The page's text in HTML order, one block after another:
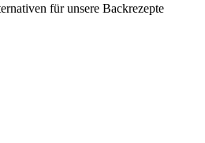
für unsere Backrezepte